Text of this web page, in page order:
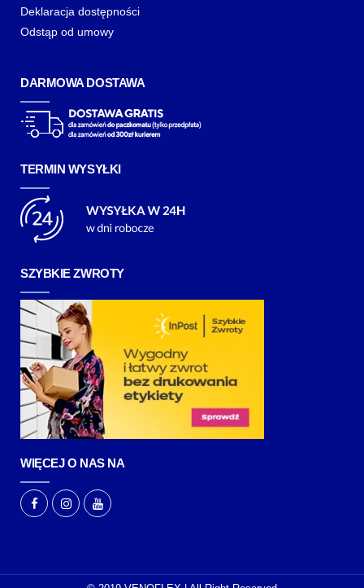
Deklaracja dostępności
Odstąp od umowy
DARMOWA DOSTAWA
TERMIN WYSYŁKI
SZYBKIE ZWROTY
WIĘCEJ O NAS NA